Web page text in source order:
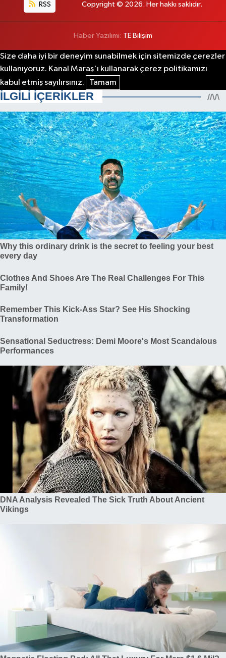
RSS Copyright © 2026. Her hakkı saklıdır.
Haber Yazılımı: TE Bilişim
Size daha iyi bir deneyim sunabilmek için sitemizde çerezler
kullanıyoruz. Kanal Maraş'ı kullanarak çerez politikamızı
kabul etmiş sayılırsınız.
Tamam